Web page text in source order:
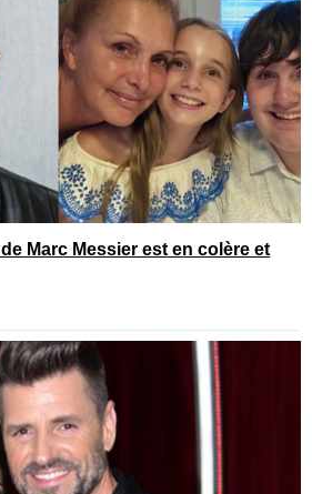
Marc Messier est en colère et